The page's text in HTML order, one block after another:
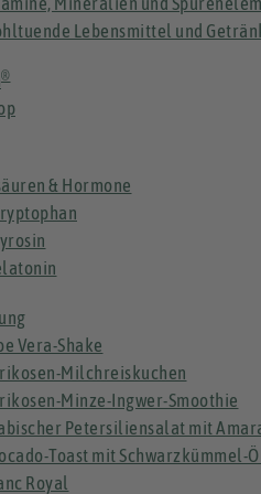
Lebensmittel und
®
& Hormone
Vera-Shake
Milchreiskuchen
Minze-Ingwer-Smoothie
Petersiliensalat mit
Toast mit Schwarzkümmel-
Royal